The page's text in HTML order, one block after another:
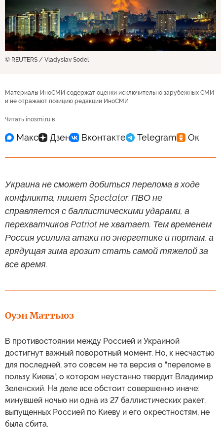
© REUTERS / Vladyslav Sodel
Материалы ИноСМИ содержат оценки исключительно зарубежных СМИ
и не отражают позицию редакции ИноСМИ
Читать inosmi.ru в
Украина не сможет добиться перелома в ходе
конфликта, пишет Spectator. ПВО не
справляется с баллистическими ударами, а
перехватчиков Patriot не хватает. Тем временем
Россия усилила атаки по энергетике и портам, а
грядущая зима грозит стать самой тяжелой за
все время.
Оуэн Маттьюз
В противостоянии между Россией и Украиной
достигнут важный поворотный момент. Но, к несчастью
для последней, это совсем не та версия о "переломе в
пользу Киева", о котором неустанно твердит Владимир
Зеленский. На деле все обстоит совершенно иначе:
минувшей ночью ни одна из 27 баллистических ракет,
выпущенных Россией по Киеву и его окрестностям, не
была сбита.